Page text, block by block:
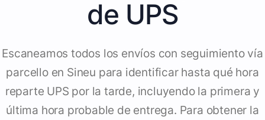
de UPS
Escaneamos todos los envíos con seguimiento vía
parcello en Sineu para identificar hasta qué hora
reparte UPS por la tarde, incluyendo la primera y
última hora probable de entrega. Para obtener la